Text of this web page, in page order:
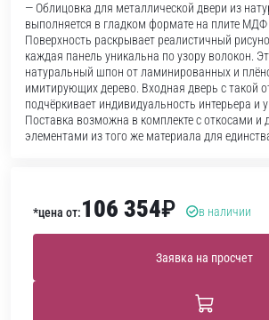
— Облицовка для металлической двери из
выполняется в гладком формате на плите
Поверхность раскрывает реалистичный
каждая панель уникальна по узору волокон.
натуральный шпон от ламинированных и
имитирующих дерево. Входная дверь с такой
подчёркивает индивидуальность интерьера и
Поставка возможна в комплекте с откосами и
элементами из того же материала для
*цена от:106 354₽ в наличии
Заявка на просчет